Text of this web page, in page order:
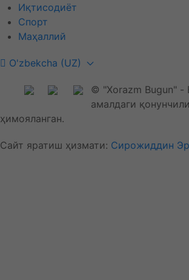
Иқтисодиёт
Спорт
Маҳаллий
O'zbekcha (UZ)
© "Xorazm Bugun" -
амалдаги
ҳимояланган.
Сайт яратиш ҳизмати: Сирожиддин